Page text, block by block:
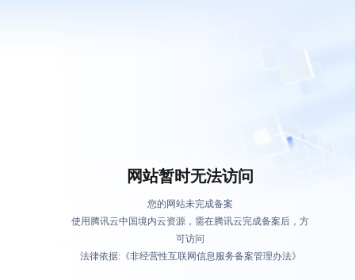
网站暂时无法访问
您的网站未完成备案
使用腾讯云中国境内云资源，需在腾讯云完成备案后，方
可访问
法律依据:《非经营性互联网信息服务备案管理办法》